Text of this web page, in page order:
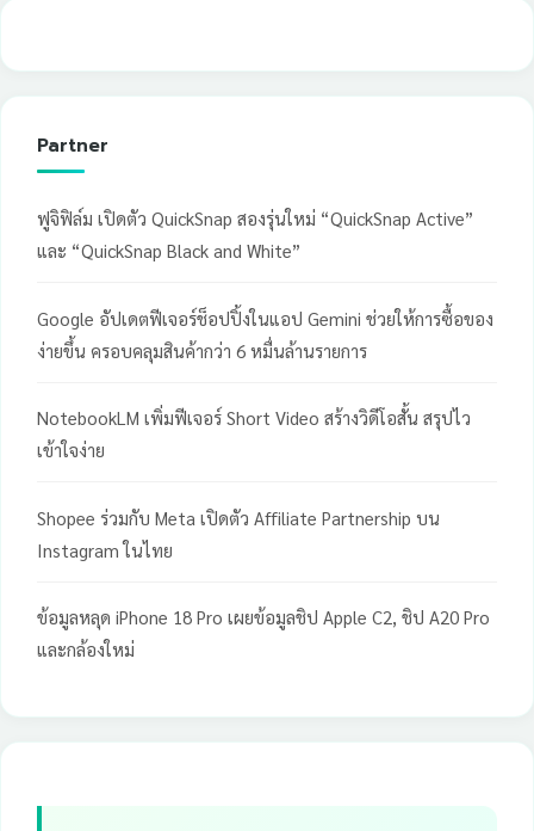
Partner
ฟูจิฟิล์ม เปิดตัว QuickSnap สองรุ่นใหม่ “QuickSnap Active”
และ “QuickSnap Black and White”
Google อัปเดตฟีเจอร์ช็อปปิ้งในแอป Gemini ช่วยให้การซื้อของ
ง่ายขึ้น ครอบคลุมสินค้ากว่า 6 หมื่นล้านรายการ
NotebookLM เพิ่มฟีเจอร์ Short Video สร้างวิดีโอสั้น สรุปไว
เข้าใจง่าย
Shopee ร่วมกับ Meta เปิดตัว Affiliate Partnership บน
Instagram ในไทย
ข้อมูลหลุด iPhone 18 Pro เผยข้อมูลชิป Apple C2, ชิป A20 Pro
และกล้องใหม่